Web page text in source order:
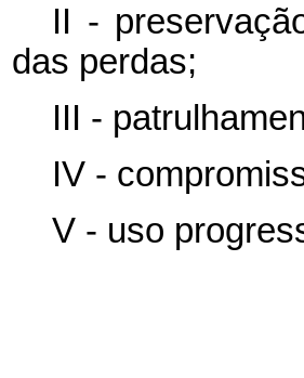
II -
das perdas;
III -
IV -
V - uso